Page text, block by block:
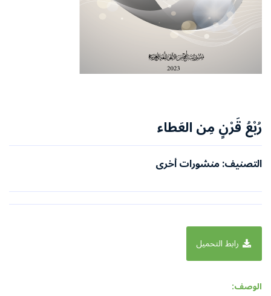
رُبْعُ قَرْنٍ مِن العَطاء
التصنيف: منشورات أخرى
رابط التحميل
الوصف: